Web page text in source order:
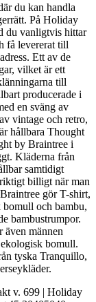
du kan handla
På Holiday
du vanligtvis hittar
få levererat till
Ett av de
vilket är ett
till
producerade i
en sväng av
vintage och retro,
hållbara Thought
by Braintree i
Kläderna från
samtidigt
billigt när man
gör T-shirt,
och bambu,
bambustrumpor.
även männen
bomull.
tyska Tranquillo,
v. 699 | Holiday